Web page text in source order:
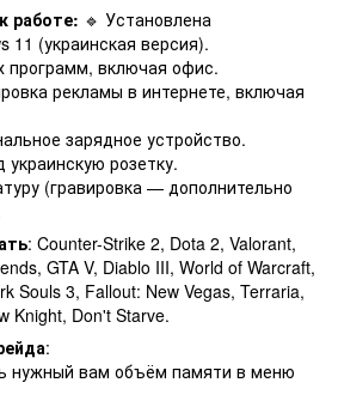
работе: 🔹 Установлена
11 (украинская версия).
программ, включая офис.
рекламы в интернете, включая
зарядное устройство.
украинскую розетку.
(гравировка — дополнительно
: Counter-Strike 2, Dota 2, Valorant,
GTA V, Diablo III, World of Warcraft,
Souls 3, Fallout: New Vegas, Terraria,
Knight, Don't Starve.
:
нужный вам объём памяти в меню